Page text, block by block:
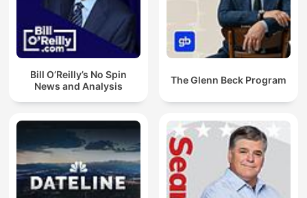
Bill O’Reilly’s No Spin
News and Analysis
The Glenn Beck Program